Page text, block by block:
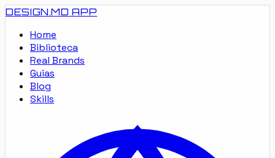
DESIGN.MD APP
Home
Biblioteca
Real Brands
Guias
Blog
Skills